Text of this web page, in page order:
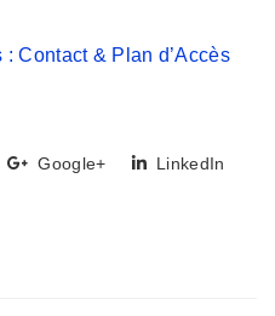
: Contact & Plan d’Accès
Google+ LinkedIn